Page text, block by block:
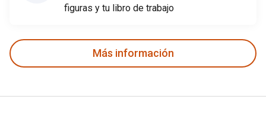
figuras y tu libro de trabajo
Más información